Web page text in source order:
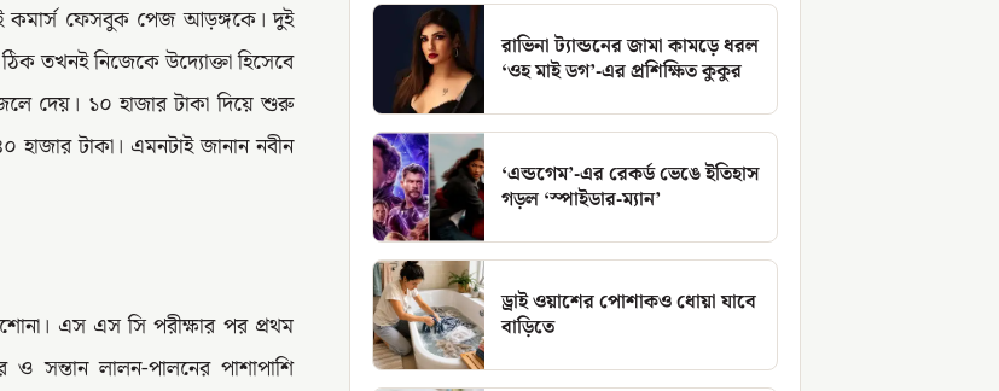
কমার্স ফেসবুক পেজ আড়ঙ্গকে। দুই
তখনই নিজেকে উদ্যোক্তা হিসেবে
দেয়। ১০ হাজার টাকা দিয়ে শুরু
টাকা। এমনটাই জানান নবীন
এস এস সি পরীক্ষার পর প্রথম
ও সন্তান লালন-পালনের পাশাপাশি
রাভিনা ট্যান্ডনের জামা কামড়ে ধরল
‘ওহ মাই ডগ’-এর প্রশিক্ষিত কুকুর
‘এন্ডগেম’-এর রেকর্ড ভেঙে ইতিহাস
গড়ল ‘স্পাইডার-ম্যান’
ড্রাই ওয়াশের পোশাকও ধোয়া যাবে
বাড়িতে